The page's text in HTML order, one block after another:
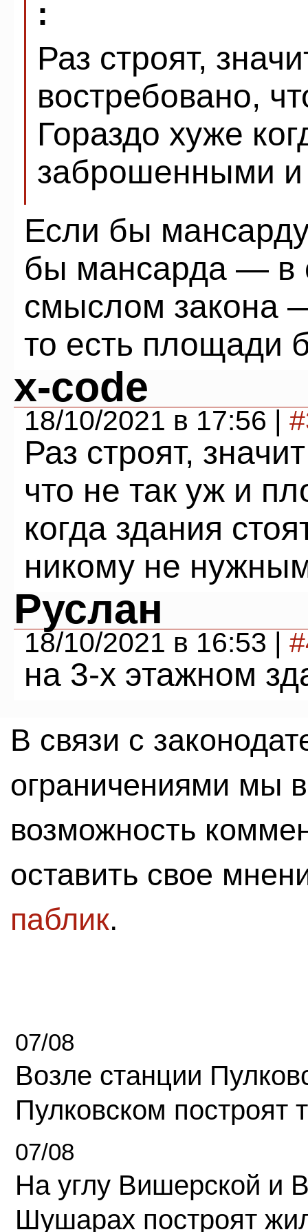
:
Раз строят,
востребовано,
Гораздо хуже
заброшенными
Если бы
бы мансарда — в
смыслом закона
то есть площади
x-code
18/10/2021 в 17:56 |
Раз строят,
что не так уж и
когда здания
никому не
Руслан
18/10/2021 в 16:53 |
на 3-х этажном
В связи с
ограничениями мы
возможность
оставить свое
паблик.
07/08
Возле станции
Пулковском построят
07/08
На углу Вишерской и
Шушарах построят